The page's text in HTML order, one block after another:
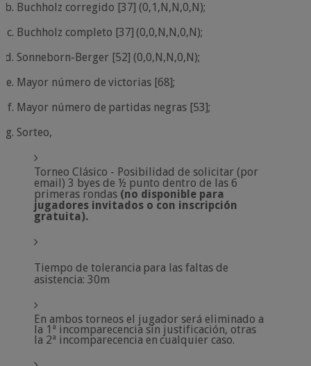
Buchholz corregido [37] (0,1,N,N,0,N);
Buchholz completo [37] (0,0,N,N,0,N);
Sonneborn-Berger [52] (0,0,N,N,0,N);
Mayor número de victorias [68];
Mayor número de partidas negras [53];
Sorteo,
Torneo Clásico - Posibilidad de solicitar (por
email) 3 byes de ½ punto dentro de las 6
primeras rondas (no disponible para
jugadores invitados o con inscripción
gratuita).
Tiempo de tolerancia para las faltas de
asistencia: 30m
En ambos torneos el jugador será eliminado a
la 1ª incomparecencia sin justificación, otras
la 2ª incomparecencia en cualquier caso.